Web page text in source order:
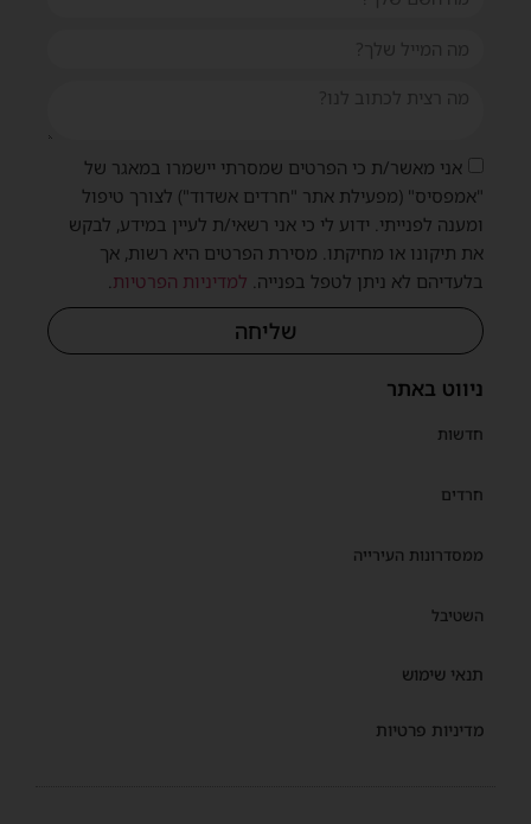
ניווט באתר
חדשות
חרדים
ממסדרונות העירייה
השטיבל
תנאי שימוש
מדיניות פרטיות
אני מאשר/ת כי הפרטים שמסרתי יישמרו במאגר של
"אמפסיס" (מפעילת אתר "חרדים אשדוד") לצורך טיפול
ומענה לפנייתי. ידוע לי כי אני רשאי/ת לעיין במידע, לבקש
את תיקונו או מחיקתו. מסירת הפרטים היא רשות, אך
בלעדיהם לא ניתן לטפל בפנייה. למדיניות הפרטיות.
שליחה